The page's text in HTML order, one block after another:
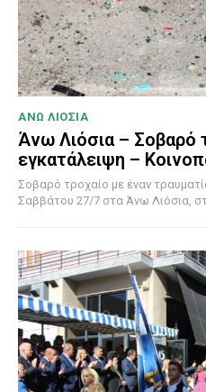
ΑΝΩ ΛΙΟΣΙΑ
Άνω Λιόσια – Σοβαρό
εγκατάλειψη –
Σοβαρό τροχαίο με έναν
Σαββάτου 27/7 στα Άνω Λιόσια,